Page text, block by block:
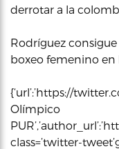
derrotar a la
Rodríguez consigue
boxeo femenino en
{‘url’:’https://
Olímpico
class=’twitter-